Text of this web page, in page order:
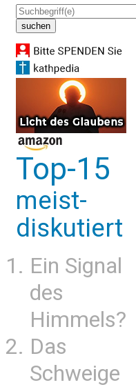
Top-15
meist-
diskutiert
Ein Signal
des
Himmels?
Das
Schweige